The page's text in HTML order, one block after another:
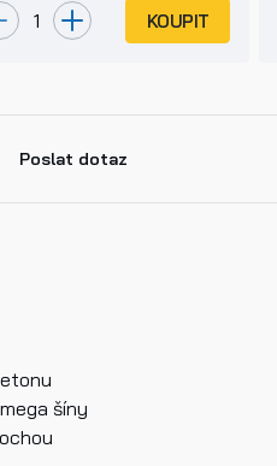
KOUPIT
Poslat dotaz
šíny